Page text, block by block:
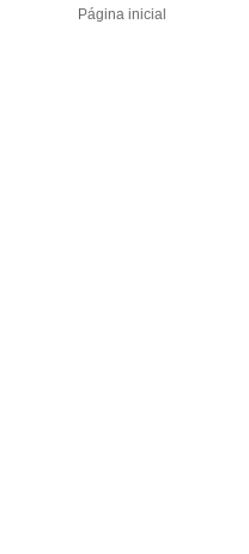
Página inicial